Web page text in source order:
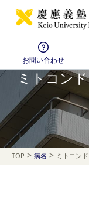
お問い合わせ
Disease Name
ミトコン
TOP > 病名 > ミトコン